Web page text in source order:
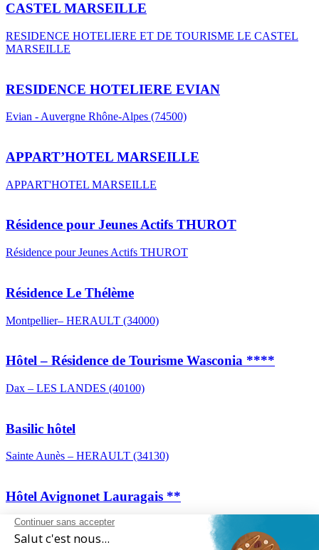
CASTEL MARSEILLE
RESIDENCE HOTELIERE ET DE TOURISME LE CASTEL
MARSEILLE
RESIDENCE HOTELIERE EVIAN
Evian - Auvergne Rhône-Alpes (74500)
APPART’HOTEL ​MARSEILLE
APPART'HOTEL MARSEILLE
Résidence pour Jeunes Actifs THUROT
Résidence pour Jeunes Actifs THUROT
Résidence Le Thélème
Montpellier– HERAULT (34000)
Hôtel – Résidence de Tourisme Wasconia ****
Dax – LES LANDES (40100)
Basilic hôtel
Sainte Aunès – HERAULT (34130)
Hôtel Avignonet Lauragais **
Lauragais – HAUTE GARONNE (31000) – région